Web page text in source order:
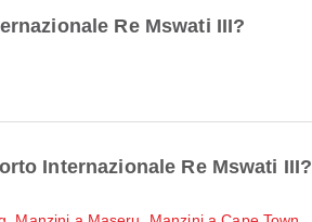
Re Mswati III?
Internazionale Re Mswati III?